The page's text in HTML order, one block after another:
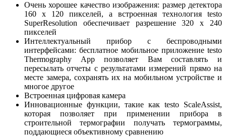
Очень хорошее качество изображения: размер детектора
160 x 120 пикселей, а встроенная технология testo
SuperResolution обеспечивает разрешение 320 x 240
пикселей
Интеллектуальный прибор с беспроводными
интерфейсами: бесплатное мобильное приложение testo
Thermography App позволяет Вам составлять и
пересылать отчеты с результатами измерений прямо на
месте замера, сохранять их на мобильном устройстве и
многое другое
Встроенная цифровая камера
Инновационные функции, такие как testo ScaleAssist,
которая позволяет при применении прибора в
строительной термографии получать термограммы,
поддающиеся объективному сравнению